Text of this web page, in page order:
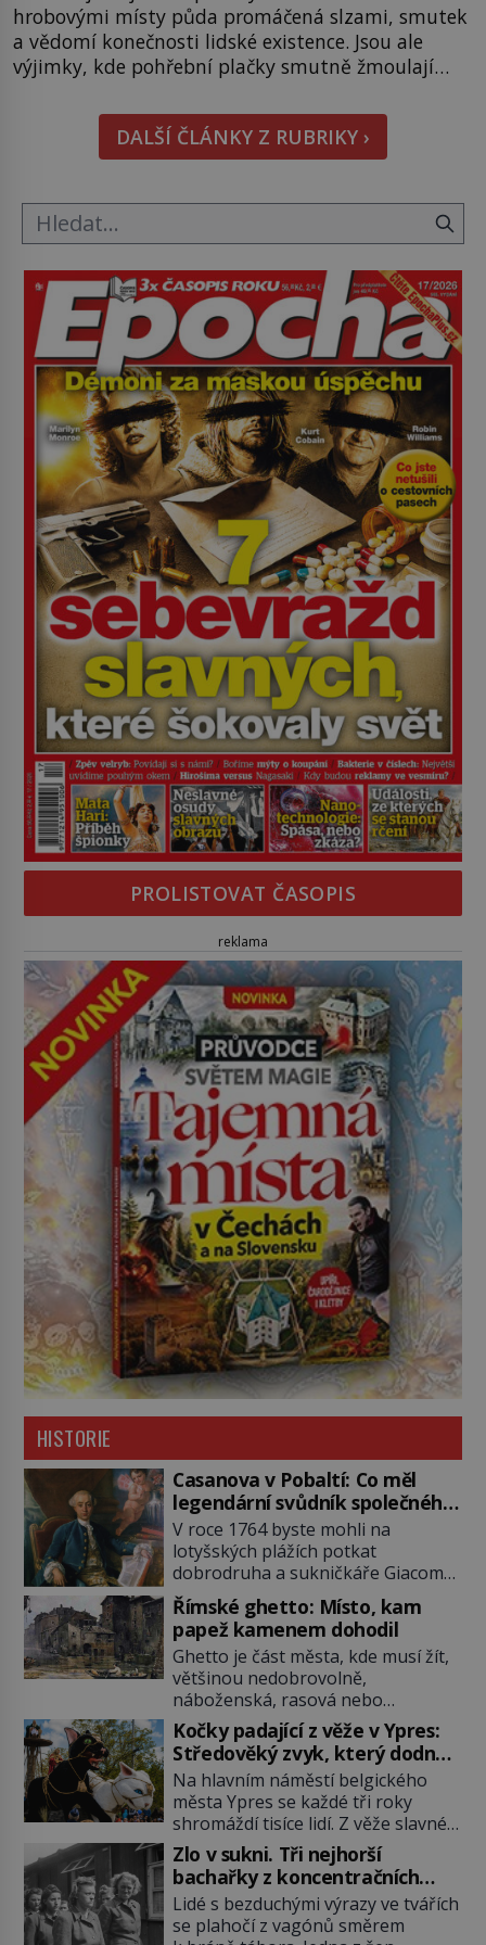
hrobovými místy půda promáčená slzami, smutek
a vědomí konečnosti lidské existence. Jsou ale
výjimky, kde pohřební plačky smutně žmoulají
pohledu na výši vyměřené podpory
v nezaměstnanosti. Kam vás pozveme? Unikátní
hřbitov, který si vysloužil název „Veselý“, najdeme
DALŠÍ ČLÁNKY Z RUBRIKY ›
PROLISTOVAT ČASOPIS
reklama
HISTORIE
Casanova v Pobaltí: Co měl
legendární svůdník společného
se svobodnými zednáři?
V roce 1764 byste mohli na
lotyšských plážích potkat
dobrodruha a sukničkáře Giacoma
Casanovu. Jeho cesta k Baltskému
moři však nebyla turistickým
výletem, ale ryze pracovní cestou
se zištnými úmysly. Jaký cíl
Casanova sledoval, když se
například procházel uličkami
lotyšské Rigy? Casanova v Pobaltí
kontaktoval tamní zednářské lóže.
Nebyl v této oblasti žádným
nováčkem, protože do zednářské
[…]
Římské ghetto: Místo, kam
papež kamenem dohodil
Ghetto je část města, kde musí žít,
většinou nedobrovolně,
náboženská, rasová nebo
národnostní menšina obyvatel.
Bohaté historické zkušenosti mají s
takovým životem Židé. Už od
středověku jsou totiž v každou
chvíli nuceni v nějakém žít. Mezi ty
nejslavnější patří i římské ghetto
založené v roce 1555. Pokud jde o
vztah k Židům, nemá se Řím čím
chlubit. […]
Kočky padající z věže v Ypres:
Středověký zvyk, který dodnes
budí rozpaky
Na hlavním náměstí belgického
města Ypres se každé tři roky
shromáždí tisíce lidí. Z věže slavné
tržnice létají do davu kočky, diváci
jásají a snaží se je chytit. Naštěstí
už nejde o živá zvířata, ale jenom o
plyšové suvenýry. Kdysi to ale bylo
jinak. Tato veselá podívaná
Zlo v sukni. Tři nejhorší
bachařky z koncentračních
táborů
Lidé s bezduchými výrazy ve tvářích
se plahočí z vagónů směrem